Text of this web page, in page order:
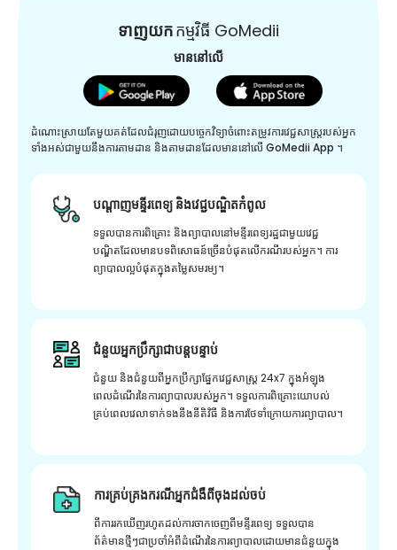
ទាញយកកម្មវិធី GoMedii
មាននៅលើ
ដំណោះស្រាយតែមួយគត់ដែលជំរុញដោយបច្ចេកវិទ្យាចំពោះតម្រូវការវេជ្ជសាស្រ្តរបស់អ្នក
ទាំងអស់ជាមួយនឹងការតាមដាន និងតាមដានដែលមាននៅលើ GoMedii App ។
បណ្តាញមន្ទីរពេទ្យ និងវេជ្ជបណ្ឌិតកំពូល
ទទួលបានការពិគ្រោះ និងព្យាបាលនៅមន្ទីរពេទ្យរដ្ឋជាមួយវេជ្ជ
បណ្ឌិតដែលមានបទពិសោធន៍ច្រើនបំផុតលើករណីរបស់អ្នក។ ការ
ព្យាបាលល្អបំផុតក្នុងតម្លៃសមរម្យ។
ជំនួយអ្នកប្រឹក្សាជាបន្តបន្ទាប់
ជំនួយ និងជំនួយពីអ្នកប្រឹក្សាផ្នែកវេជ្ជសាស្រ្ត 24x7 ក្នុងអំឡុង
ពេលដំណើរនៃការព្យាបាលរបស់អ្នក។ ទទួលការពិគ្រោះយោបល់
គ្រប់ពេលវេលាទាក់ទងនឹងនីតិវិធី និងការថែទាំក្រោយការព្យាបាល។
ការគ្រប់គ្រងករណីអ្នកជំងឺពីចុងដល់ចប់
ពីការរកឃើញរហូតដល់ការចាកចេញពីមន្ទីរពេទ្យ ទទួលបាន
ព័ត៌មានថ្មីៗជាប្រចាំអំពីដំណើរនៃការព្យាបាលដោយមានជំនួយក្នុង